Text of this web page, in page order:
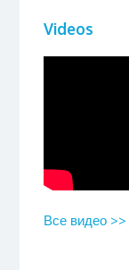
Videos
Все видео >>